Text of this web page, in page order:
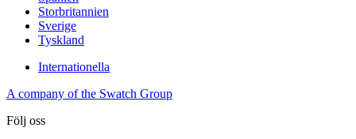
Storbritannien
Sverige
Tyskland
Internationella
A company of the Swatch Group
Följ oss